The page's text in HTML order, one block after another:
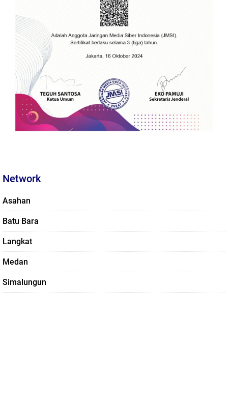
Network
Asahan
Batu Bara
Langkat
Medan
Simalungun